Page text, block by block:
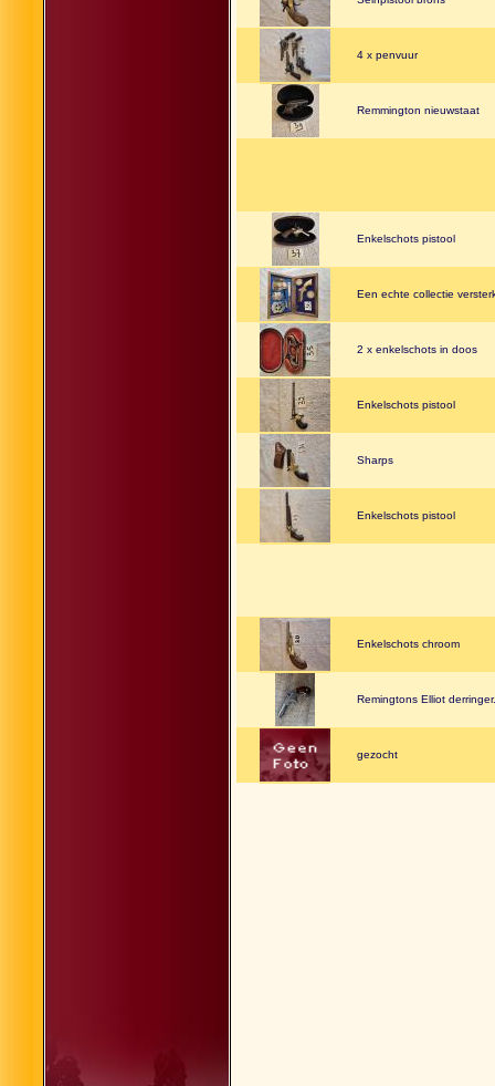
4 x penvuur
Remmington nieuwstaat
Enkelschots pistool
Een echte collectie
2 x enkelschots in doos
Enkelschots pistool
Sharps
Enkelschots pistool
Enkelschots chroom
Remingtons Elliot derringer.
gezocht